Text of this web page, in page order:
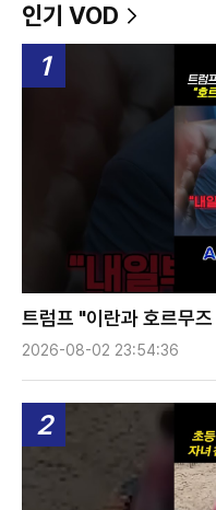
인기 VOD
1
트럼프 "이란과 호르무
2026-08-02 23:54:36
2